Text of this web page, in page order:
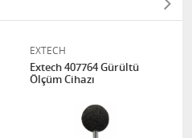
EXTECH
Extech 407764 Gürültü
Ölçüm Cihazı